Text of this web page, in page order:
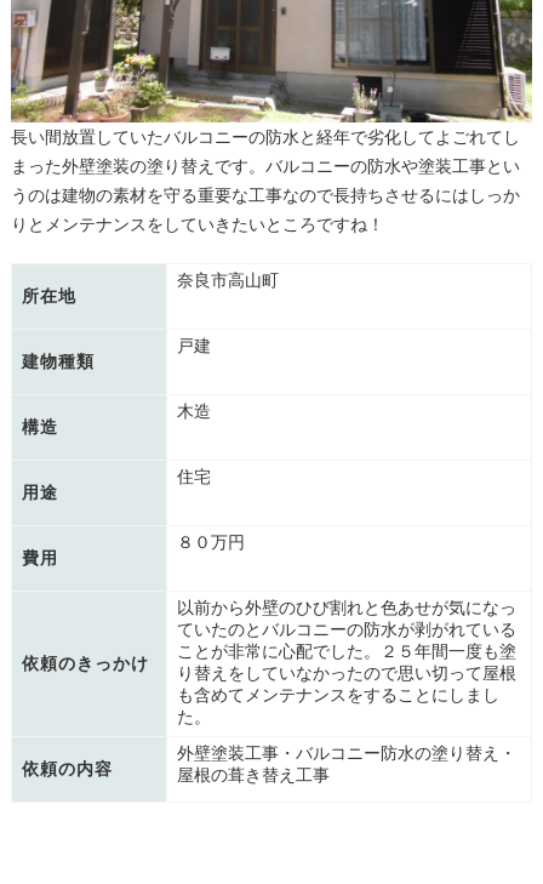
長い間放置していたバルコニーの防水と経年で劣化してよごれてし
まった外壁塗装の塗り替えです。バルコニーの防水や塗装工事とい
うのは建物の素材を守る重要な工事なので長持ちさせるにはしっか
りとメンテナンスをしていきたいところですね！
所在地
奈良市高山町
建物種類
戸建
構造
木造
用途
住宅
費用
８０万円
依頼のきっかけ
以前から外壁のひび割れと色あせが気になっ
ていたのとバルコニーの防水が剥がれている
ことが非常に心配でした。２５年間一度も塗
り替えをしていなかったので思い切って屋根
も含めてメンテナンスをすることにしまし
た。
依頼の内容
外壁塗装工事・バルコニー防水の塗り替え・
屋根の葺き替え工事